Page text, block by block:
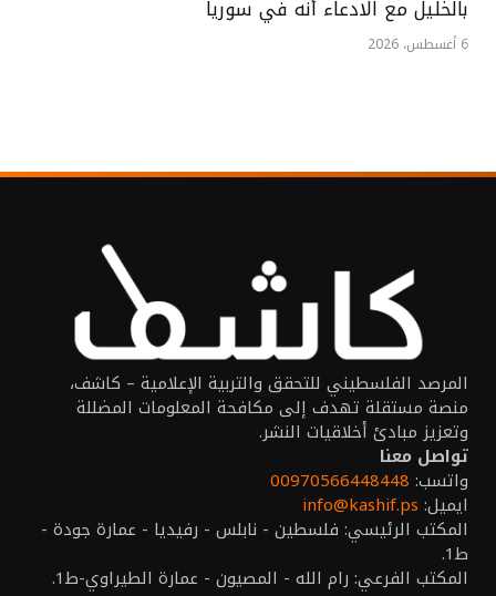
بالخليل مع الادعاء أنه في سوريا
6 أغسطس، 2026
المرصد الفلسطيني للتحقق والتربية الإعلامية – كاشف،
منصة مستقلة تهدف إلى مكافحة المعلومات المضللة
وتعزيز مبادئ أخلاقيات النشر.
تواصل معنا
واتسب: 00970566448448
ايميل: info@kashif.ps
المكتب الرئيسي: فلسطين - نابلس - رفيديا - عمارة جودة -
ط1.
المكتب الفرعي: رام الله - المصيون - عمارة الطيراوي-ط1.